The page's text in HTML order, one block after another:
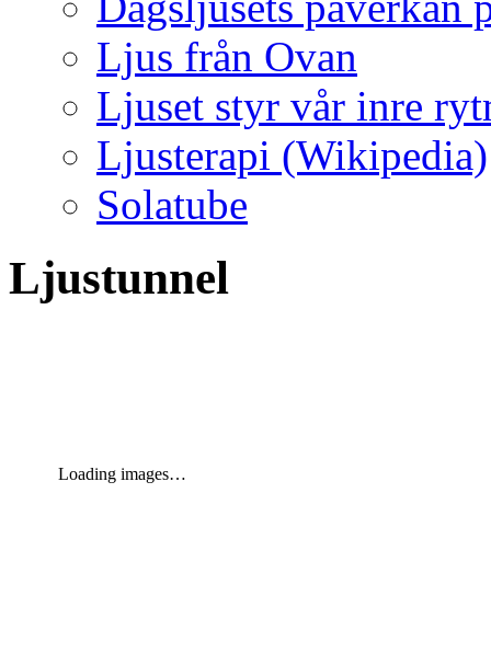
Ljus från Ovan
Ljuset styr vår inre
Ljusterapi (Wikipedia)
Solatube
Ljustunnel
Loading images…